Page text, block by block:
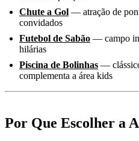
Chute a Gol — atração de
convidados
Futebol de Sabão — campo
hilárias
Piscina de Bolinhas —
complementa a área kids
Por Que Escolher a